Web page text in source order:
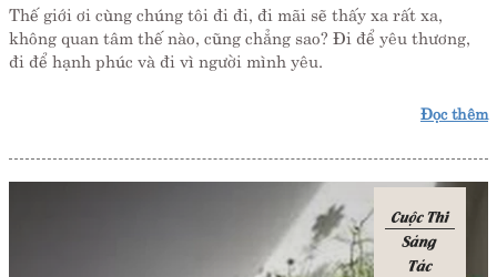
Thế giới ơi cùng chúng tôi đi đi, đi mãi sẽ thấy xa rất xa,
không quan tâm thế nào, cũng chẳng sao? Đi để yêu thương,
đi để hạnh phúc và đi vì người mình yêu.
Đọc thêm
Cuộc Thi
Sáng
Tác